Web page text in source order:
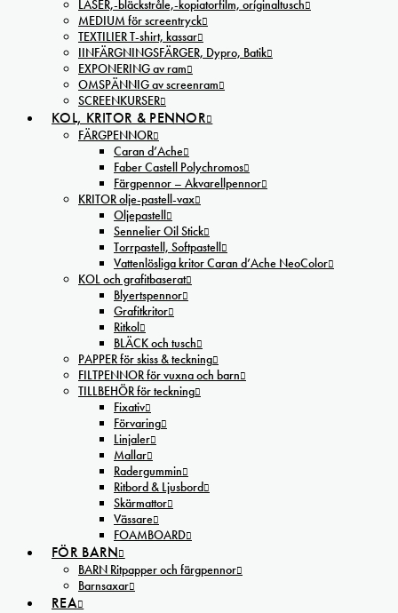
LASER,-bläckstråle,-kopiatorfilm, oríginaltusch
MEDIUM för screentryck
TEXTILIER T-shirt, kassar
IINFÄRGNINGSFÄRGER, Dypro, Batik
EXPONERING av ram
OMSPÄNNIG av screenram
SCREENKURSER
KOL, KRITOR & PENNOR
FÄRGPENNOR
Caran d’Ache
Faber Castell Polychromos
Färgpennor – Akvarellpennor
KRITOR olje-pastell-vax
Oljepastell
Sennelier Oil Stick
Torrpastell, Softpastell
Vattenlösliga kritor Caran d’Ache NeoColor
KOL och grafitbaserat
Blyertspennor
Grafitkritor
Ritkol
BLÄCK och tusch
PAPPER för skiss & teckning
FILTPENNOR för vuxna och barn
TILLBEHÖR för teckning
Fixativ
Förvaring
Linjaler
Mallar
Radergummin
Ritbord & Ljusbord
Skärmattor
Vässare
FOAMBOARD
FÖR BARN
BARN Ritpapper och färgpennor
Barnsaxar
REA